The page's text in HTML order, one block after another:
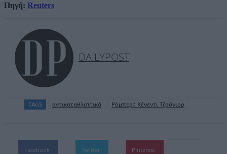
Πηγή: Reuters
DAILYPOST
TAGS αντικαταθλιπτικά Ρόμπερτ Κένεντι Τζούνιορ
Facebook Twitter Pinterest